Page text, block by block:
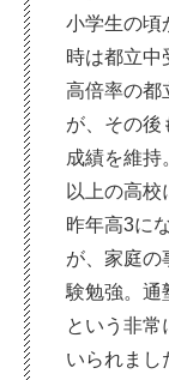
小学生の頃
時は都立中
高倍率の都
が、その後
成績を維持
以上の高校
昨年高3に
が、家庭の
験勉強。通
という非常
いられまし